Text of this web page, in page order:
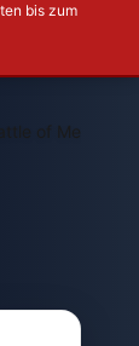
bis zum
of Metru Nui